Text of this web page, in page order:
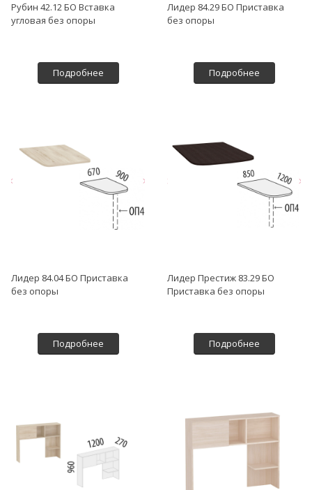
Рубин 42.12 БО Вставка
угловая без опоры
Подробнее
Лидер 84.29 БО Приставка
без опоры
Подробнее
Лидер 84.04 БО Приставка
без опоры
Подробнее
Лидер Престиж 83.29 БО
Приставка без опоры
Подробнее